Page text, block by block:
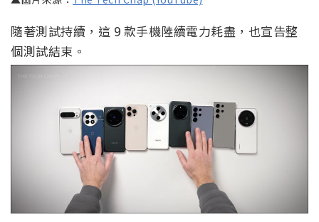
隨著測試持續，這 9 款手機陸續電力耗盡，也宣告整
個測試結束。